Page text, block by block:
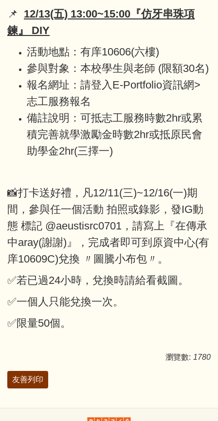
📌 12/13(五) 13:00~15:00『仿牙串珠項
鍊』 DIY
活動地點：有庠10606(六樓)
參與對象：本校學生與老師 (限額30名)
報名網址：請登入E-Portfolio資訊網>
志工服務報名
備註說明：可抵志工服務時數2hr或累
積完善就學激勵金時數2hr或抵原民會
助學金2hr(三擇一)
📸打卡送好禮，凡12/11(三)~12/16(一)期
間，參與任一個活動 拍照或錄影，發IG動
態 標記 @aeustisrc0701，請寫上『在傳承
中aray(謝謝)』，完成者即可到原資中心(有
庠10609C)兌換 〃圖騰小布包〃。
✅若已過24小時，兌換時請給看截圖。
✅一個人只能兌換一次。
✅限量50個。
瀏覽數: 1780
友善列印